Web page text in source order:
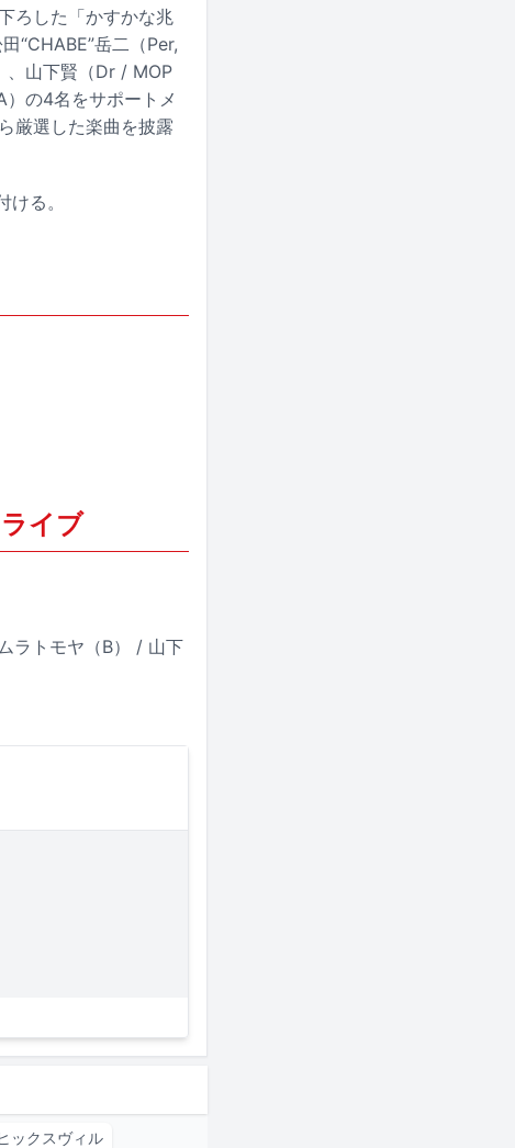
ろした「かすかな兆
“CHABE”岳二（Per,
、山下賢（Dr / MOP
の4名をサポートメ
厳選した楽曲を披露
る。
イブ
ラトモヤ（B） / 山下
ックスヴィル